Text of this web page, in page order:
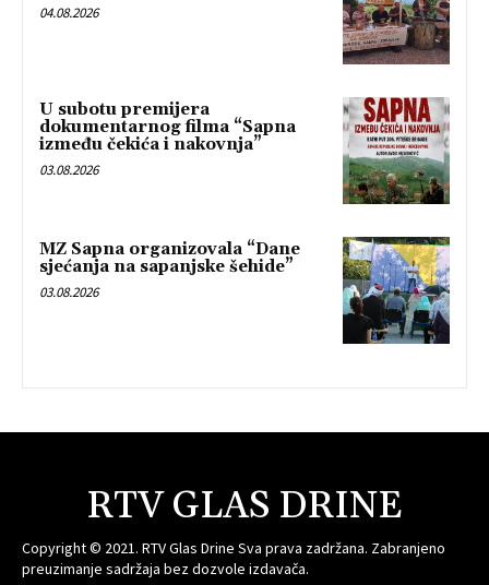
04.08.2026
U subotu premijera
dokumentarnog filma “Sapna
između čekića i nakovnja”
03.08.2026
MZ Sapna organizovala “Dane
sjećanja na sapanjske šehide”
03.08.2026
RTV GLAS DRINE
Copyright © 2021. RTV Glas Drine Sva prava zadržana. Zabranjeno
preuzimanje sadržaja bez dozvole izdavača.